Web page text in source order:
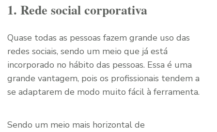
1. Rede social corporativa
Quase todas as pessoas fazem grande uso das
redes sociais, sendo um meio que já está
incorporado no hábito das pessoas. Essa é uma
grande vantagem, pois os profissionais tendem a
se adaptarem de modo muito fácil à ferramenta.
Sendo um meio mais horizontal de